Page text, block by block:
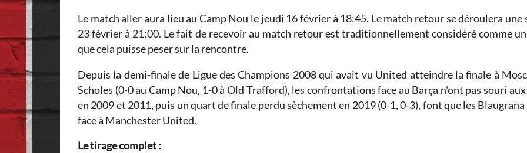
Le match aller aura lieu au Camp Nou le jeudi 16 février à 18:45. Le match retour se déroulera
23 février à 21:00. Le fait de recevoir au match retour est traditionnellement considéré comme
que cela puisse peser sur la rencontre.
Depuis la demi-finale de Ligue des Champions 2008 qui avait vu United atteindre la finale à
Scholes (0-0 au Camp Nou, 1-0 à Old Trafford), les confrontations face au Barça n'ont pas souri
en 2009 et 2011, puis un quart de finale perdu sèchement en 2019 (0-1, 0-3), font que les
face à Manchester United.
Le tirage complet :